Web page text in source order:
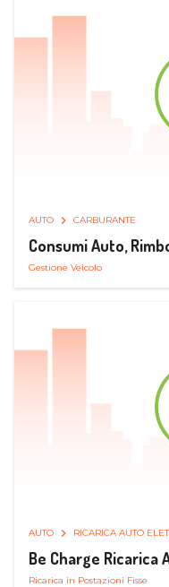
AUTO CARBURANTE
Consumi Auto,
Gestione Veicolo
AUTO RICARICA AUTO
Be Charge Ricarica
Ricarica in Postazioni Fisse